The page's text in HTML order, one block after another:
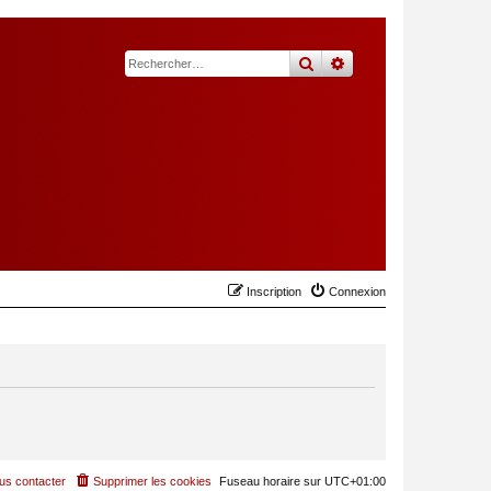
rechercher
recherche
Connexion
Inscription
Fuseau horaire sur UTC+01:00
Supprimer les cookies
contacter